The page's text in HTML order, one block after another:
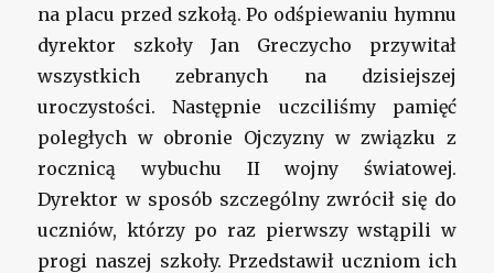
na placu przed szkołą. Po odśpiewaniu hymnu
dyrektor szkoły Jan Greczycho przywitał
wszystkich zebranych na dzisiejszej
uroczystości. Następnie uczciliśmy pamięć
poległych w obronie Ojczyzny w związku z
rocznicą wybuchu II wojny światowej.
Dyrektor w sposób szczególny zwrócił się do
uczniów, którzy po raz pierwszy wstąpili w
progi naszej szkoły. Przedstawił uczniom ich